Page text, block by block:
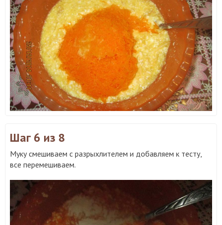
Шаг 6 из 8
Муку смешиваем с разрыхлителем и добавляем к тесту,
все перемешиваем.